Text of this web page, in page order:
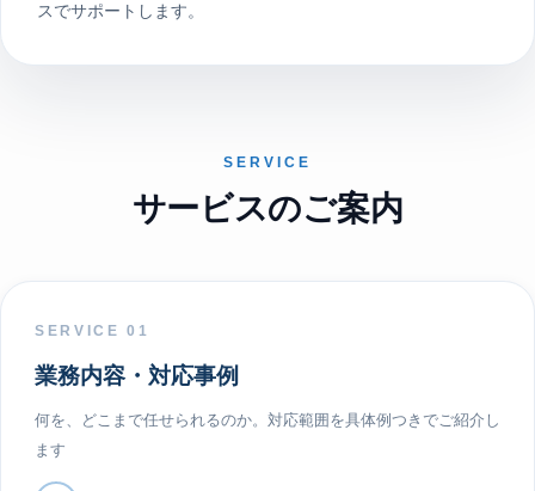
スでサポートします。
SERVICE
サービスのご案内
SERVICE 01
業務内容・対応事例
何を、どこまで任せられるのか。対応範囲を具体例つきでご紹介し
ます